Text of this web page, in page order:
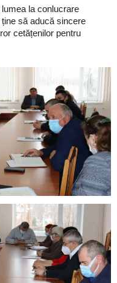
la conlucrare
să aducă sincere
cetățenilor pentru